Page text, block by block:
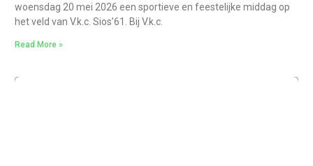
woensdag 20 mei 2026 een sportieve en feestelijke middag op
het veld van V.k.c. Sios’61. Bij V.k.c.
Read More »